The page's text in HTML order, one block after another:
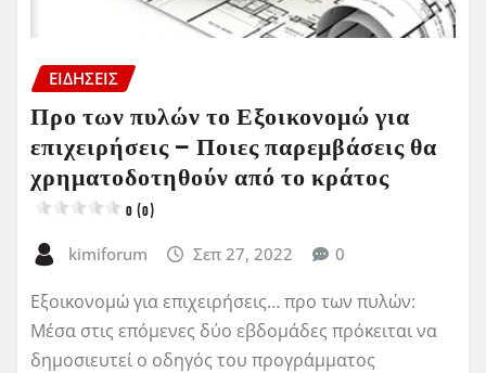
ΕΙΔΗΣΕΙΣ
Προ των πυλών το Εξοικονομώ για
επιχειρήσεις – Ποιες παρεμβάσεις θα
χρηματοδοτηθούν από το κράτος
0 (0)
kimiforum Σεπ 27, 2022 0
Εξοικονομώ για επιχειρήσεις… προ των πυλών:
Μέσα στις επόμενες δύο εβδομάδες πρόκειται να
δημοσιευτεί ο οδηγός του προγράμματος